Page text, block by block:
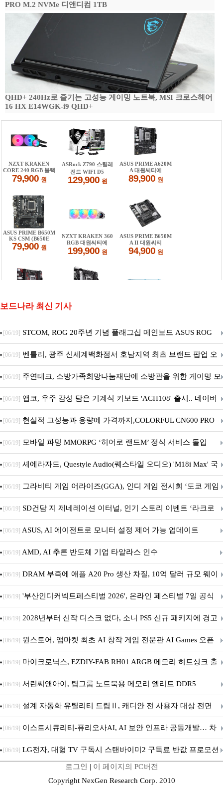
PRO M.2 NVMe 디앤디컴 1TB
QHD+ 240Hz로 즐기는 고성능 게이밍 노트북, MSI 크로스헤어
16 HX E14WGK-i9 QHD+
보드나라 최신 기사
[06/19] STCOM, ROG 20주년 기념 플래그십 메인보드 ASUS ROG
Crosshair X870E EDITION 20 국내 출시 예정
[06/19] 벤틀리, 광주 신세계백화점서 호남지역 최초 브랜드 팝업 오
픈
[06/19] 주연테크, 소방가족희망나눔재단에 소방관을 위한 게이밍 모
니터·스마트 펫 침대 기부
[06/19] 앱코, 우주 감성 담은 기계식 키보드 'ACH108' 출시.. 네이버
브랜드데이 기획전 진행
[06/19] 현실적 고성능과 용량에 가격까지,COLORFUL CN600 PRO
M.2 NVMe 디앤디컴 1TB
[06/19] 모바일 파밍 MMORPG ‘히어로 랜드M’ 정식 서비스 돌입
[06/19] 셰에라자드, Questyle Audio(퀘스타일 오디오) 'M18i Max' 국
내 정식 출시
[06/19] 그라비티 게임 어라이즈(GGA), 인디 게임 전시회 ‘도쿄 게임
던전 13’ 참가!
[06/19] SD건담 지 제네레이션 이터널, 인기 스토리 이벤트 ‘라크로
아의 용사’ 재개최 및 풍성한 기념 이벤트 실시!
[06/19] ASUS, AI 에이전트로 모니터 설정 제어 가능 업데이트
[06/19] AMD, AI 추론 반도체 기업 타알라스 인수
[06/19] DRAM 부족에 애플 A20 Pro 생산 차질, 10억 달러 규모 웨이
퍼 대기
[06/19] '부산인디커넥트페스티벌 2026', 온라인 페스티벌 7일 공식
개막... 22일간 진행
[06/19] 2028년부터 신작 디스크 없다, 소니 PS5 신규 패키지에 경고
문 추가
[06/19] 원스토어, 앱마켓 최초 AI 창작 게임 전문관 AI Games 오픈
[06/19] 마이크로닉스, EZDIY-FAB RH01 ARGB 메모리 히트싱크 출
시
[06/19] 서린씨앤아이, 팀그룹 노트북용 메모리 엘리트 DDR5
5600MHz 16GB 출시
[06/19] 설계 자동화 유틸리티 드림Ⅱ, 캐디안 전 사용자 대상 전면
무상 배포
[06/19] 이스트시큐리티-퓨리오사AI, AI 보안 인프라 공동개발… 차
세대 AI 보안 플랫폼 구축
[06/19] LG전자, 대형 TV 구독시 스탠바이미2 구독료 반값 프로모션
로그인 | 이 페이지의 PC버전
Copyright NexGen Research Corp. 2010